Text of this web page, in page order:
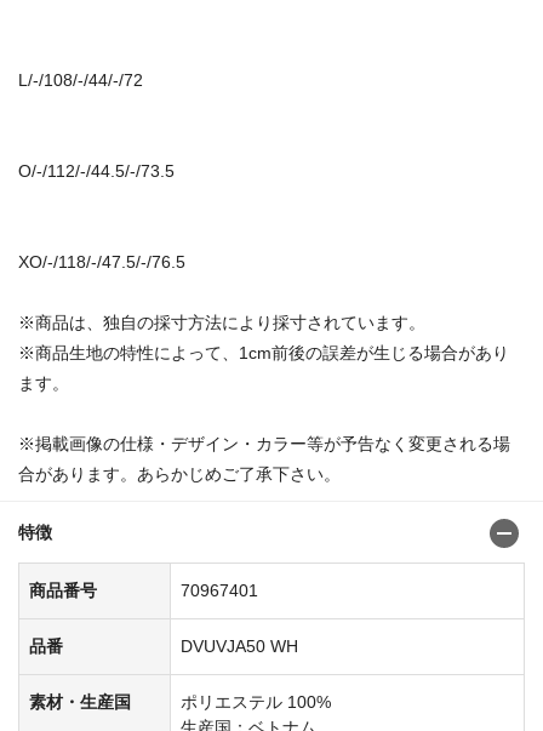
L/-/108/-/44/-/72
O/-/112/-/44.5/-/73.5
XO/-/118/-/47.5/-/76.5
※商品は、独自の採寸方法により採寸されています。
※商品生地の特性によって、1cm前後の誤差が生じる場合があり
ます。
※掲載画像の仕様・デザイン・カラー等が予告なく変更される場
合があります。あらかじめご了承下さい。
特徴
商品番号 70967401
品番 DVUVJA50 WH
素材・生産国
ポリエステル 100%
生産国：ベトナム